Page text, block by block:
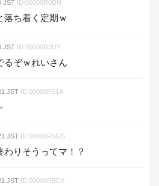
JST ID:00000R0DN
落ち着く定期ｗ
JST ID:00000R3UY
るぞｗれいさん
JST ID:00000R51A
JST ID:00000R5GS
りそうってマ！？
JST ID:00000R8CX